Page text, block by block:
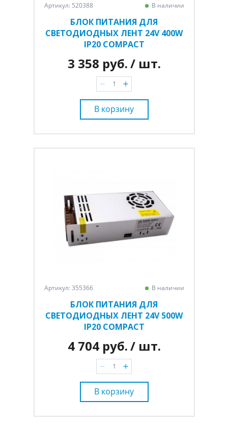
Артикул: 520388 В наличии
БЛОК ПИТАНИЯ ДЛЯ
СВЕТОДИОДНЫХ ЛЕНТ 24V 400W
IP20 COMPACT
3 358 руб./ шт.
В корзину
Артикул: 355366 В наличии
БЛОК ПИТАНИЯ ДЛЯ
СВЕТОДИОДНЫХ ЛЕНТ 24V 500W
IP20 COMPACT
4 704 руб./ шт.
В корзину